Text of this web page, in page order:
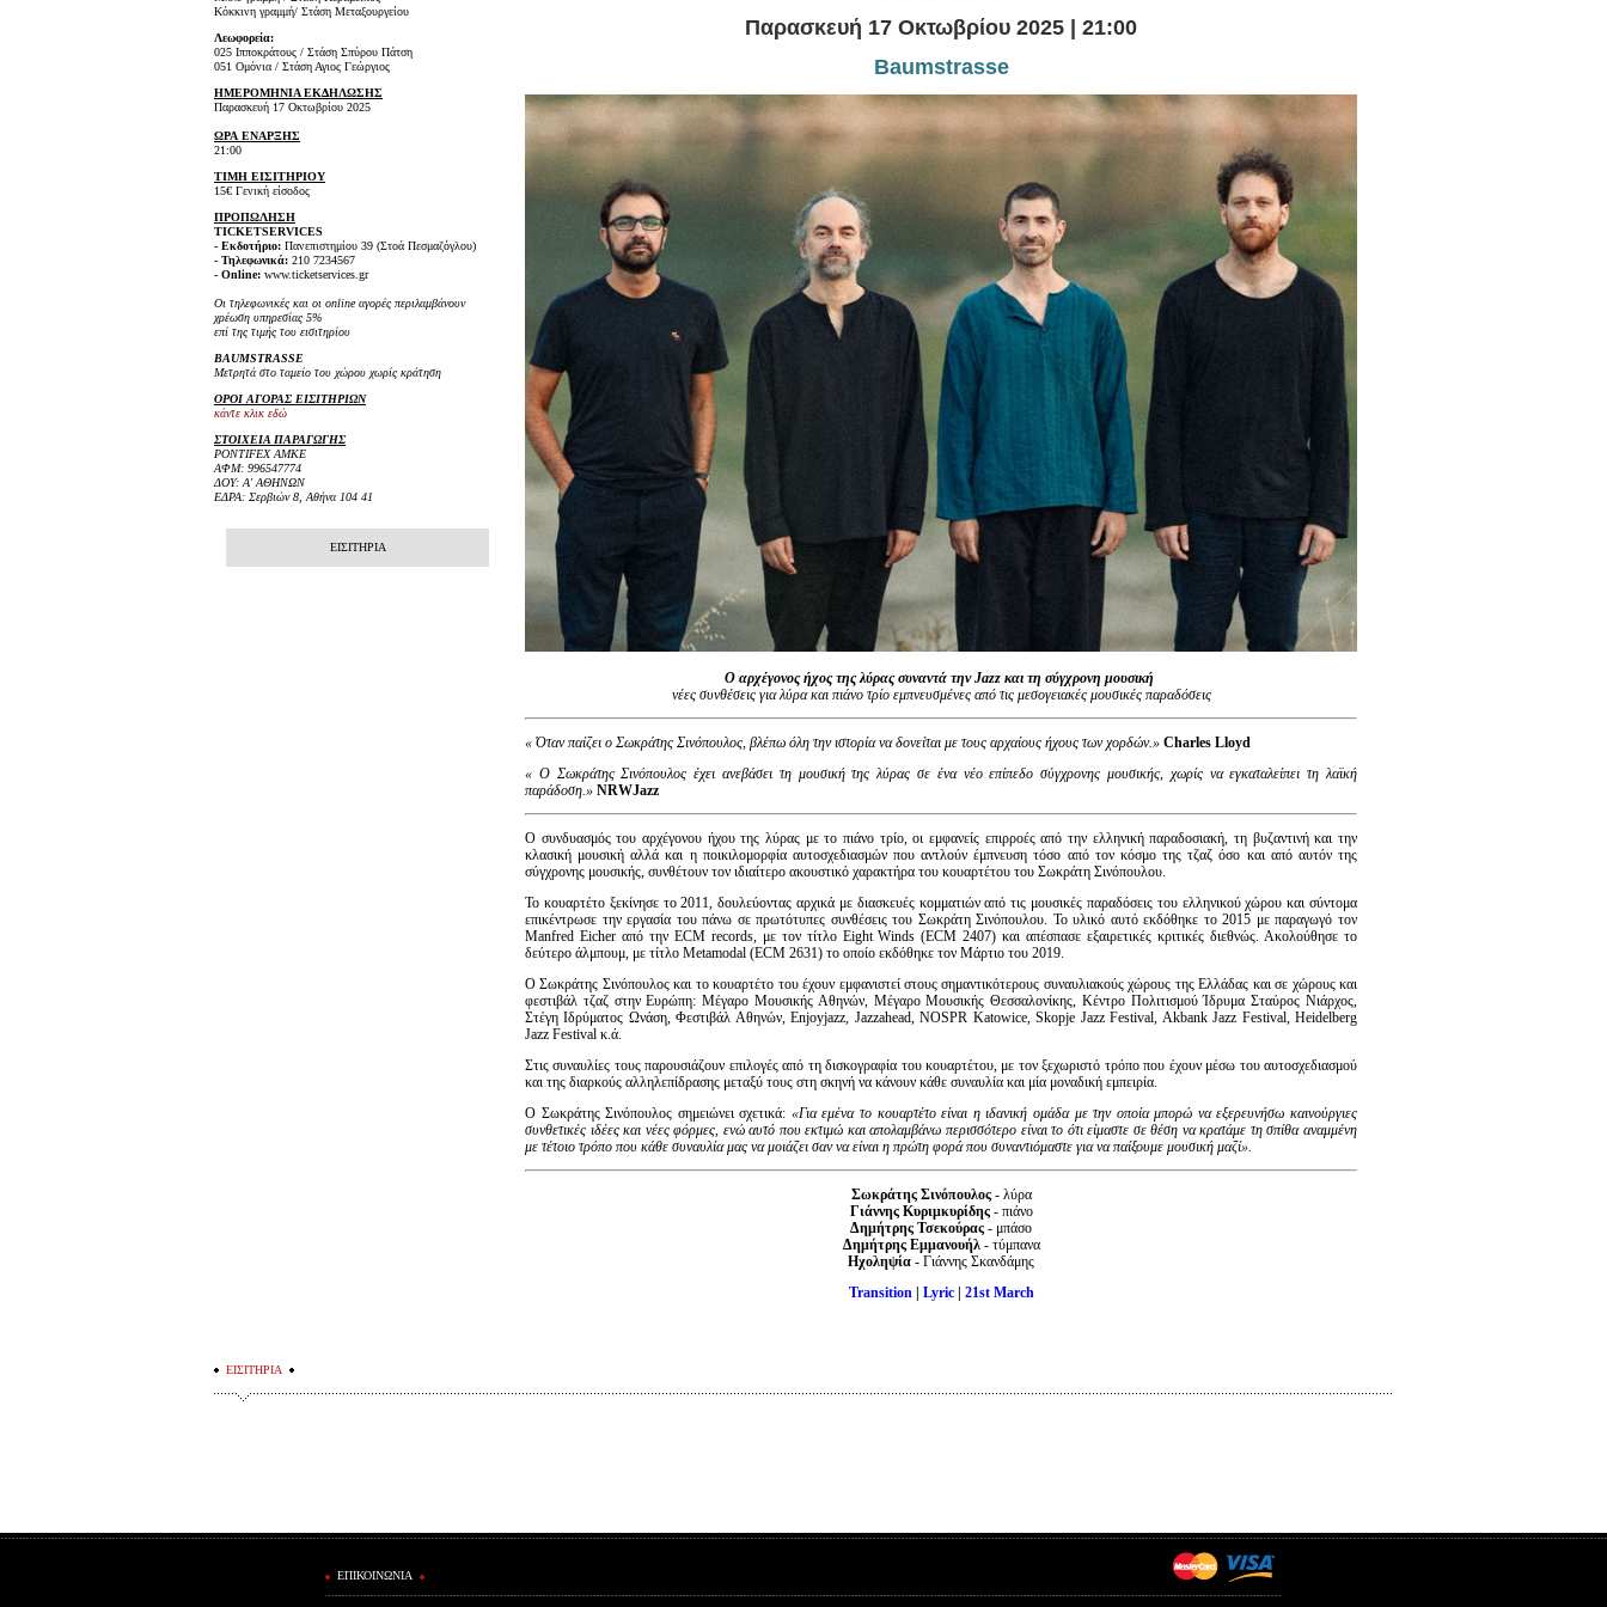
Παρασκευή 17 Οκτωβρίου 2025 | 21:00
Baumstrasse
Ο αρχέγονος ήχος της λύρας συναντά την Jazz και τη σύγχρονη μουσική
νέες συνθέσεις για λύρα και πιάνο τρίο εμπνευσμένες από τις μεσογειακές μουσικές παραδόσεις
« Όταν παίζει ο Σωκράτης Σινόπουλος, βλέπω όλη την ιστορία να δονείται με τους αρχαίους ήχους των χορδών.» Charles Lloyd
« Ο Σωκράτης Σινόπουλος έχει ανεβάσει τη μουσική της λύρας σε ένα νέο επίπεδο σύγχρονης μουσικής, χωρίς να εγκαταλείπει τη λαϊκή
παράδοση.» NRWJazz
Ο συνδυασμός του αρχέγονου ήχου της λύρας με το πιάνο τρίο, οι εμφανείς επιρροές από την ελληνική παραδοσιακή, τη βυζαντινή και την
κλασική μουσική αλλά και η ποικιλομορφία αυτοσχεδιασμών που αντλούν έμπνευση τόσο από τον κόσμο της τζαζ όσο και από αυτόν της
σύγχρονης μουσικής, συνθέτουν τον ιδιαίτερο ακουστικό χαρακτήρα του κουαρτέτου του Σωκράτη Σινόπουλου.
Το κουαρτέτο ξεκίνησε το 2011, δουλεύοντας αρχικά με διασκευές κομματιών από τις μουσικές παραδόσεις του ελληνικού χώρου και σύντομα
επικέντρωσε την εργασία του πάνω σε πρωτότυπες συνθέσεις του Σωκράτη Σινόπουλου. Το υλικό αυτό εκδόθηκε το 2015 με παραγωγό τον
Manfred Eicher από την ECM records, με τον τίτλο Eight Winds (ECM 2407) και απέσπασε εξαιρετικές κριτικές διεθνώς. Ακολούθησε το
δεύτερο άλμπουμ, με τίτλο Metamodal (ECM 2631) το οποίο εκδόθηκε τον Μάρτιο του 2019.
Ο Σωκράτης Σινόπουλος και το κουαρτέτο του έχουν εμφανιστεί στους σημαντικότερους συναυλιακούς χώρους της Ελλάδας και σε χώρους και
φεστιβάλ τζαζ στην Ευρώπη: Μέγαρο Μουσικής Αθηνών, Μέγαρο Μουσικής Θεσσαλονίκης, Κέντρο Πολιτισμού Ίδρυμα Σταύρος Νιάρχος,
Στέγη Ιδρύματος Ωνάση, Φεστιβάλ Αθηνών, Enjoyjazz, Jazzahead, NOSPR Katowice, Skopje Jazz Festival, Akbank Jazz Festival, Heidelberg
Jazz Festival κ.ά.
Στις συναυλίες τους παρουσιάζουν επιλογές από τη δισκογραφία του κουαρτέτου, με τον ξεχωριστό τρόπο που έχουν μέσω του αυτοσχεδιασμού
και της διαρκούς αλληλεπίδρασης μεταξύ τους στη σκηνή να κάνουν κάθε συναυλία και μία μοναδική εμπειρία.
Ο Σωκράτης Σινόπουλος σημειώνει σχετικά: «Για εμένα το κουαρτέτο είναι η ιδανική ομάδα με την οποία μπορώ να εξερευνήσω καινούργιες
συνθετικές ιδέες και νέες φόρμες, ενώ αυτό που εκτιμώ και απολαμβάνω περισσότερο είναι το ότι είμαστε σε θέση να κρατάμε τη σπίθα αναμμένη
με τέτοιο τρόπο που κάθε συναυλία μας να μοιάζει σαν να είναι η πρώτη φορά που συναντιόμαστε για να παίξουμε μουσική μαζί».
Σωκράτης Σινόπουλος- λύρα
Γιάννης Κυριμκυρίδης- πιάνο
Δημήτρης Τσεκούρας - μπάσο
Δημήτρης Εμμανουήλ- τύμπανα
Ηχοληψία - Γιάννης Σκανδάμης
Transition| Lyric| 21st March
Κόκκινη γραμμή/ Στάση Μεταξουργείου
Λεωφορεία:
025 Ιπποκράτους / Στάση Σπύρου Πάτση
051 Ομόνια / Στάση Αγιος Γεώργιος
ΗΜΕΡΟΜΗΝΙΑ ΕΚΔΗΛΩΣΗΣ
Παρασκευή 17 Οκτωβρίου 2025
ΩΡΑ ΕΝΑΡΞΗΣ
21:00
ΤΙΜΗ ΕΙΣΙΤΗΡΙΟΥ
15€ Γενική είσοδος
ΠΡΟΠΩΛΗΣΗ
TICKETSERVICES
- Εκδοτήριο: Πανεπιστημίου 39 (Στοά Πεσμαζόγλου)
- Τηλεφωνικά: 210 7234567
- Online: www.ticketservices.gr
Οι τηλεφωνικές και οι online αγορές περιλαμβάνουν
χρέωση υπηρεσίας 5%
επί της τιμής του εισιτηρίου
BAUMSTRASSE
Μετρητά στο ταμείο του χώρου χωρίς κράτηση
ΟΡΟΙ ΑΓΟΡΑΣ ΕΙΣΙΤΗΡΙΩΝ
κάντε κλικ εδώ
ΣΤΟΙΧΕΙΑ ΠΑΡΑΓΩΓΗΣ
PONTIFEX AMKE
ΑΦΜ: 996547774
ΔΟΥ: Α' ΑΘΗΝΩΝ
ΕΔΡΑ: Σερβιών 8, Αθήνα 104 41
ΕΙΣΙΤΗΡΙΑ
ΕΙΣΙΤΗΡΙΑ
ΕΠΙΚΟΙΝΩΝΙΑ